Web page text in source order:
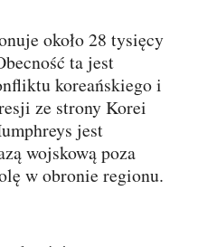
ta jest
koreańskiego i
ze strony Korei
jest
wojskową poza
w obronie regionu.